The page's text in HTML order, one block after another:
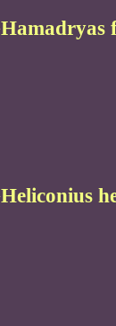
Hamadryas
Heliconius